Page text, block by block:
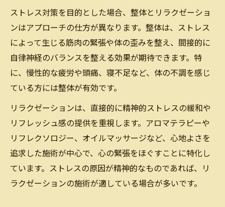
ストレス対策を目的とした場合、整体とリラクゼーショ
ンはアプローチの仕方が異なります。整体は、ストレス
によって生じる筋肉の緊張や体の歪みを整え、間接的に
自律神経のバランスを整える効果が期待できます。特
に、慢性的な疲労や頭痛、寝不足など、体の不調を感じ
ている方には整体が有効です。
リラクゼーションは、直接的に精神的ストレスの緩和や
リフレッシュ感の提供を重視します。アロマテラピーや
リフレクソロジー、オイルマッサージなど、心地よさを
追求した施術が中心で、心の緊張をほぐすことに特化し
ています。ストレスの原因が精神的なものであれば、リ
ラクゼーションの施術が適している場合が多いです。